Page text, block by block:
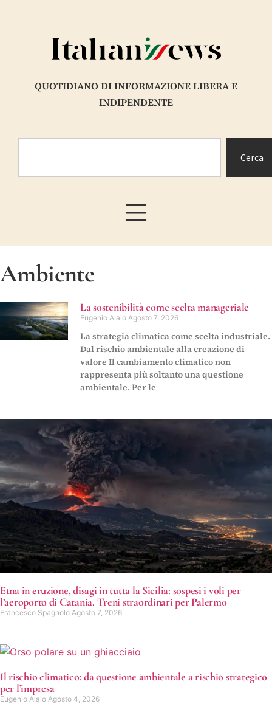
QUOTIDIANO DI INFORMAZIONE LIBERA E
INDIPENDENTE
Cerca
Ambiente
La sostenibilità come scelta manageriale
Eugenio Alaio Agosto 7, 2026
La strategia climatica come scelta industriale.
Dal rischio ambientale alla creazione di
valore Il cambiamento climatico non
rappresenta più soltanto una questione
ambientale. Per le
Etna in eruzione, disagi in tutta la Sicilia: sospesi i voli per
l’aeroporto di Catania. Treni straordinari per Palermo
Francesco Spagnolo Agosto 7, 2026
Il rischio climatico: da questione ambientale a rischio strategico
per l’impresa
Eugenio Alaio Agosto 4, 2026